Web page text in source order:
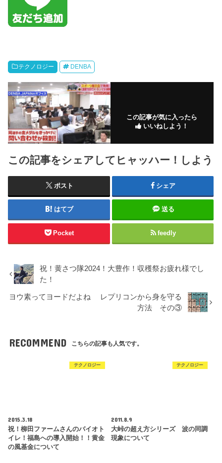
テクノロジー DENBA
この記事が気に入ったら
いいねしよう！
この記事をシェアしてヒャッハー！しよう
ポスト シェア
はてブ 送る
Pocket feedly
祝！黄さつ隊2024！大豊作！収穫祭お疲れ様でし
た！
ヨウ素ってヨードだよね レプリコンから身を守る
方法 その③
RECOMMEND こちらの記事も人気です。
テクノロジー
2015.3.18
祝！柳田ファームさんのバイオト
イレ！福島への導入開始！！黄金
の風基金について
テクノロジー
2011.8.9
大峠の超え方シリーズ 波の同調
現象について